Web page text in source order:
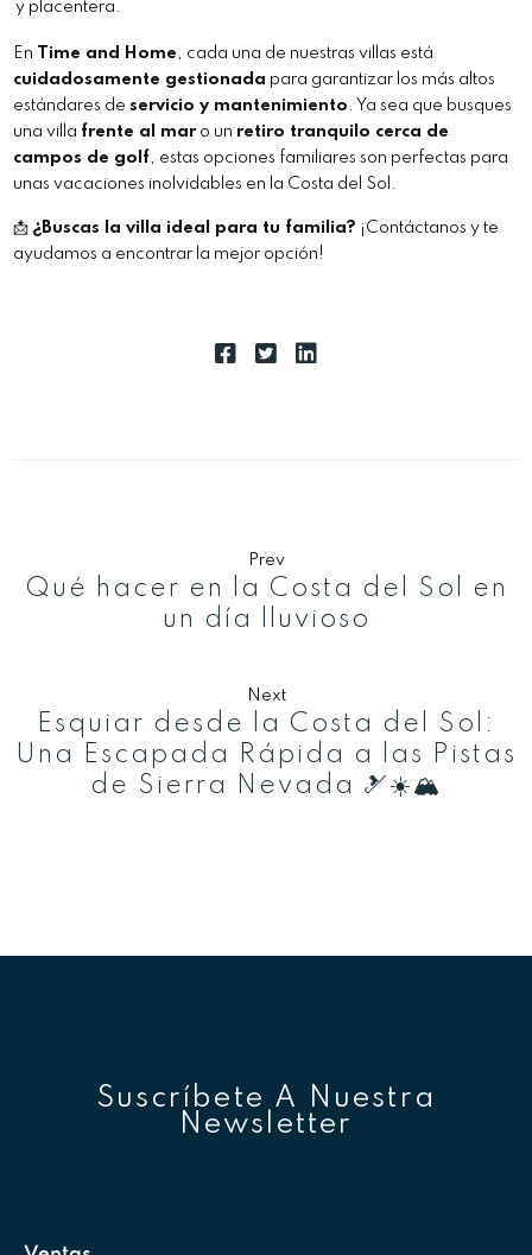
y placentera.
En Time and Home, cada una de nuestras villas está
cuidadosamente gestionada para garantizar los más altos
estándares de servicio y mantenimiento . Ya sea que busques
una villa frente al maro un retiro tranquilo cerca de
campos de golf, estas opciones familiares son perfectas para
unas vacaciones inolvidables en la Costa del Sol.
📩 ¿Buscas la villa ideal para tu familia? ¡Contáctanos y te
ayudamos a encontrar la mejor opción!
Prev
Qué hacer en la Costa del Sol en
un día lluvioso
Next
Esquiar desde la Costa del Sol:
Una Escapada Rápida a las Pistas
de Sierra Nevada 🎿☀️🏔
Suscríbete A Nuestra
Newsletter